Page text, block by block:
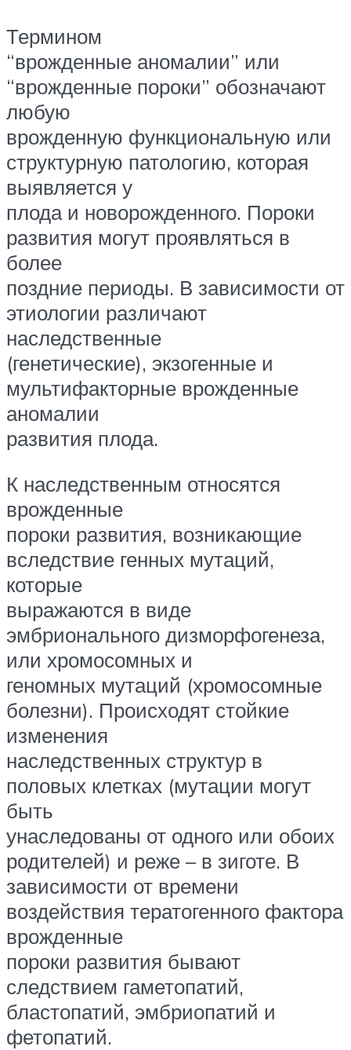
Термином
“врожденные аномалии” или
“врожденные пороки” обозначают
любую
врожденную функциональную или
структурную патологию, которая
выявляется у
плода и новорожденного. Пороки
развития могут проявляться в
более
поздние периоды. В зависимости от
этиологии различают
наследственные
(генетические), экзогенные и
мультифакторные врожденные
аномалии
развития плода.
К наследственным относятся
врожденные
пороки развития, возникающие
вследствие генных мутаций,
которые
выражаются в виде
эмбрионального дизморфогенеза,
или хромосомных и
геномных мутаций (хромосомные
болезни). Происходят стойкие
изменения
наследственных структур в
половых клетках (мутации могут
быть
унаследованы от одного или обоих
родителей) и реже – в зиготе. В
зависимости от времени
воздействия тератогенного фактора
врожденные
пороки развития бывают
следствием гаметопатий,
бластопатий, эмбриопатий и
фетопатий.